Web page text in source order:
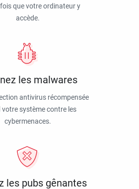
que votre ordinateur y
accède.
les malwares
antivirus récompensée
votre système contre les
cybermenaces.
les pubs gênantes